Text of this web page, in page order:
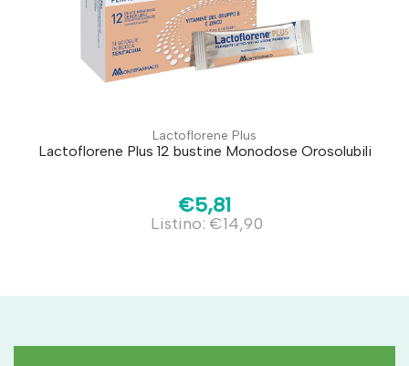
Lactoflorene Plus
Lactoflorene Plus 12 bustine Monodose Orosolubili
€5,81
Listino: €14,90